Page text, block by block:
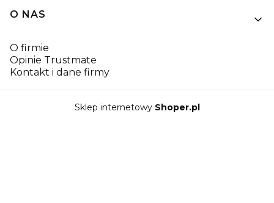
O NAS
O firmie
Opinie Trustmate
Kontakt i dane firmy
Sklep internetowy Shoper.pl